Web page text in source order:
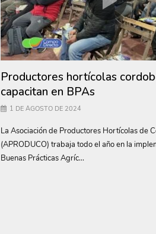
Productores hortícolas
capacitan en BPAs
1 DE AGOSTO DE 2024
La Asociación de Productores Hortícolas de
(APRODUCO) trabaja todo el año en la
Buenas Prácticas Agríc...